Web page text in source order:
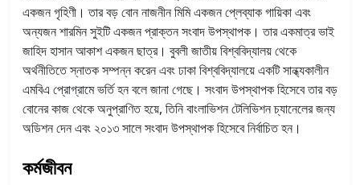
একজন গৃহিণী। তার বড় বোন নাজনীন মিমি একজন প্লেব্যাক গায়িকা এবং
অন্যজন শারমিন সুইটি একজন প্রাক্তন সংবাদ উপস্থাপক। তার একমাত্র ভাই
জাহিদ হাসান আকাশ একজন ছাত্র। বুবলী জাতীয় বিশ্ববিদ্যালয় থেকে
অর্থনীতিতে স্নাতক সম্পন্ন করেন এবং ঢাকা বিশ্ববিদ্যালয়ে একটি সান্ধ্যকালীন
এমবিএ প্রোগ্রামে ভর্তি হন বলে জানা গেছে। সংবাদ উপস্থাপক হিসেবে তার বড়
বোনের কাজ থেকে অনুপ্রাণিত হয়ে, তিনি বাংলাভিশন টেলিভিশন চ্যানেলের জন্য
অডিশন দেন এবং ২০১৩ সালে সংবাদ উপস্থাপক হিসেবে নির্বাচিত হন।
কর্মজীবন